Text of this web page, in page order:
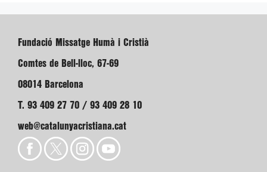
Fundació Missatge Humà i Cristià
Comtes de Bell-lloc, 67-69
08014 Barcelona
T. 93 409 27 70 / 93 409 28 10
web@catalunyacristiana.cat